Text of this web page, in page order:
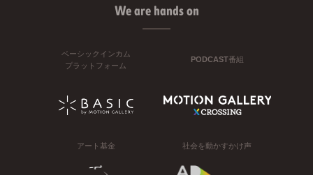
We are hands on
ベーシックインカム
プラットフォーム
PODCAST番組
アート基金 社会を動かすかけ声